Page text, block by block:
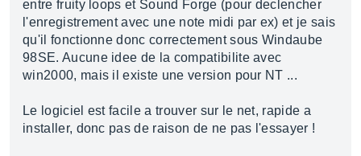
entre fruity loops et Sound Forge (pour declencher
l'enregistrement avec une note midi par ex) et je sais
qu'il fonctionne donc correctement sous Windaube
98SE. Aucune idee de la compatibilite avec
win2000, mais il existe une version pour NT ...
Le logiciel est facile a trouver sur le net, rapide a
installer, donc pas de raison de ne pas l'essayer !